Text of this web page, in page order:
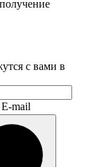
с вами в
E-mail